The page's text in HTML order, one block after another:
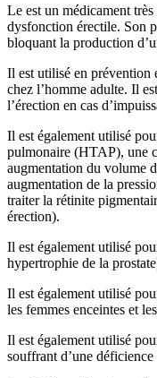
Le est un médicament
dysfonction érectile. Son
bloquant la production
Il est utilisé en prévention
chez l’homme adulte. Il
l’érection en cas
Il est également utilisé
pulmonaire (HTAP), une
augmentation du volume
augmentation de la
traiter la rétinite
érection).
Il est également utilisé
hypertrophie de la
Il est également utilisé
les femmes enceintes et
Il est également utilisé
souffrant d’une déficience